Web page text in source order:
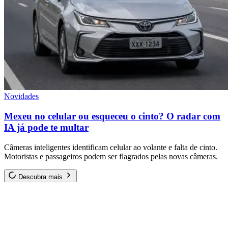
Novidades
Mexeu no celular ou esqueceu o cinto? O radar com
IA já pode te multar
Câmeras inteligentes identificam celular ao volante e falta de cinto.
Motoristas e passageiros podem ser flagrados pelas novas câmeras.
Descubra mais